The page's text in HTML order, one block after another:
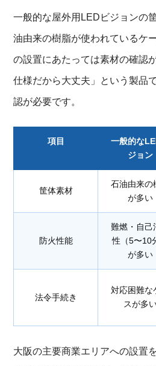
一般的な屋外用LEDビジョンの
油由来の樹脂が使われているケ
の設置にあたっては素材の確認
仕様だから大丈夫」という製品
認が必要です。
項目
一般的な
ジョン
筐体素材
石油由来の
が多い
防火性能
難燃・自己
性（5〜10
が多い
法令手続き
対応困難な
スが多
大阪の主要商業エリアへの設置